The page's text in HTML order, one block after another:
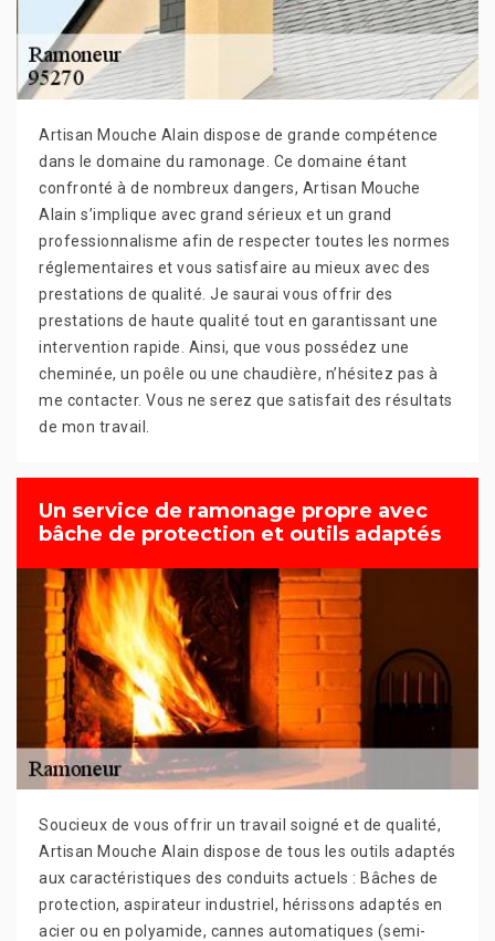
Artisan Mouche Alain dispose de grande compétence
dans le domaine du ramonage. Ce domaine étant
confronté à de nombreux dangers, Artisan Mouche
Alain s’implique avec grand sérieux et un grand
professionnalisme afin de respecter toutes les normes
réglementaires et vous satisfaire au mieux avec des
prestations de qualité. Je saurai vous offrir des
prestations de haute qualité tout en garantissant une
intervention rapide. Ainsi, que vous possédez une
cheminée, un poêle ou une chaudière, n’hésitez pas à
me contacter. Vous ne serez que satisfait des résultats
de mon travail.
Un service de ramonage propre avec
bâche de protection et outils adaptés
Soucieux de vous offrir un travail soigné et de qualité,
Artisan Mouche Alain dispose de tous les outils adaptés
aux caractéristiques des conduits actuels : Bâches de
protection, aspirateur industriel, hérissons adaptés en
acier ou en polyamide, cannes automatiques (semi-